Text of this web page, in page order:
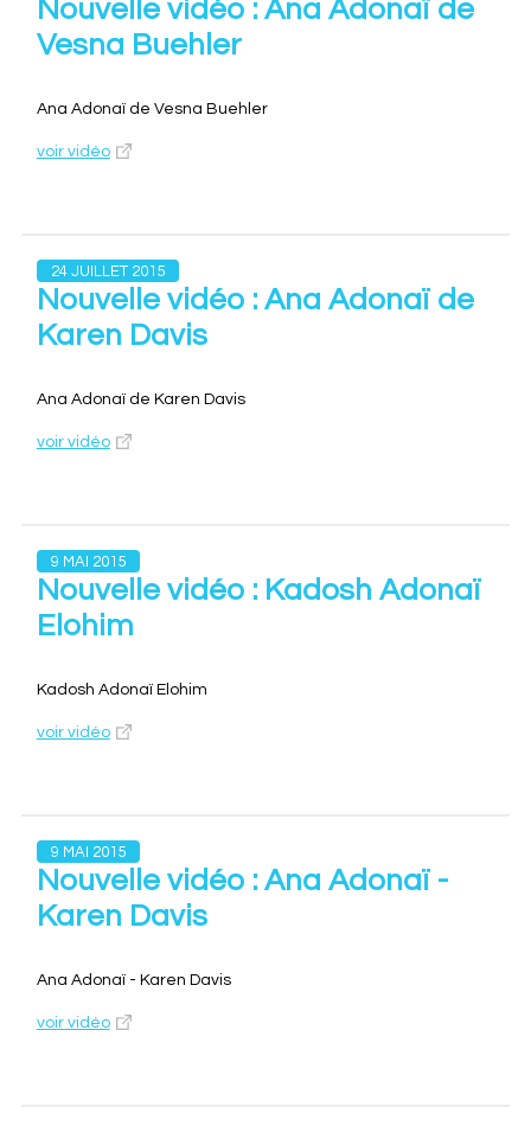
Nouvelle vidéo : Ana Adonaï de
Vesna Buehler
Ana Adonaï de Vesna Buehler
voir vidéo
24 JUILLET 2015
Nouvelle vidéo : Ana Adonaï de
Karen Davis
Ana Adonaï de Karen Davis
voir vidéo
9 MAI 2015
Nouvelle vidéo : Kadosh Adonaï
Elohim
Kadosh Adonaï Elohim
voir vidéo
9 MAI 2015
Nouvelle vidéo : Ana Adonaï -
Karen Davis
Ana Adonaï - Karen Davis
voir vidéo